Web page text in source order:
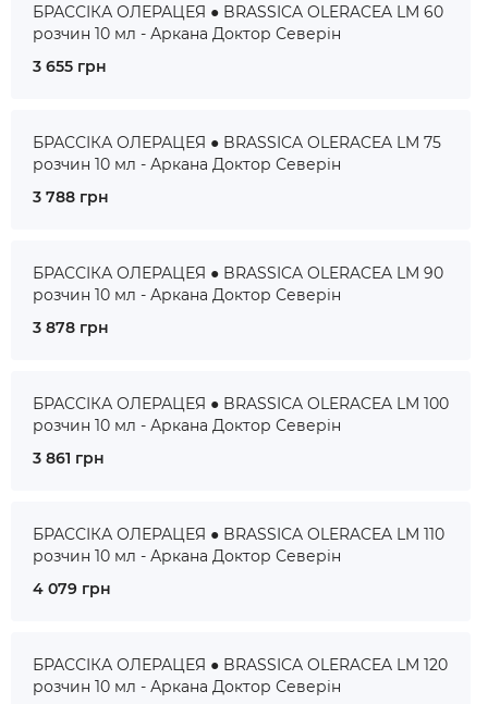
БРАССІКА ОЛЕРАЦЕЯ ● BRASSICA OLERACEA LM 60
розчин 10 мл - Аркана Доктор Северін
3 655 грн
БРАССІКА ОЛЕРАЦЕЯ ● BRASSICA OLERACEA LM 75
розчин 10 мл - Аркана Доктор Северін
3 788 грн
БРАССІКА ОЛЕРАЦЕЯ ● BRASSICA OLERACEA LM 90
розчин 10 мл - Аркана Доктор Северін
3 878 грн
БРАССІКА ОЛЕРАЦЕЯ ● BRASSICA OLERACEA LM 100
розчин 10 мл - Аркана Доктор Северін
3 861 грн
БРАССІКА ОЛЕРАЦЕЯ ● BRASSICA OLERACEA LM 110
розчин 10 мл - Аркана Доктор Северін
4 079 грн
БРАССІКА ОЛЕРАЦЕЯ ● BRASSICA OLERACEA LM 120
розчин 10 мл - Аркана Доктор Северін